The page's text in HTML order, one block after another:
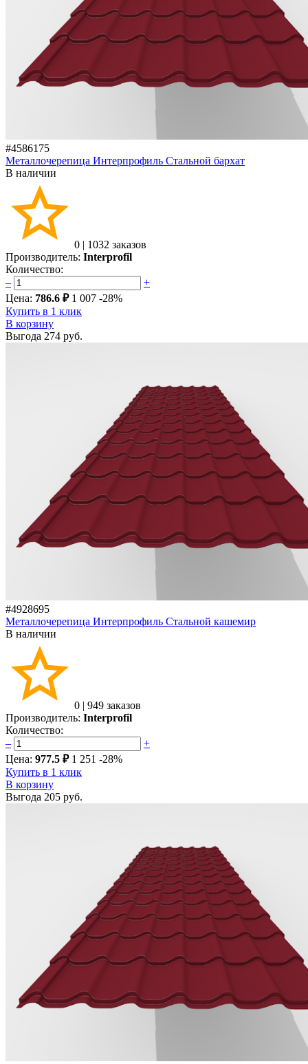
#4586175
Металлочерепица Интерпрофиль Стальной бархат
В наличии
0 | 1032 заказов
Производитель: Interprofil
Количество:
–
+
Цена: 786.6 ₽ 1 007 -28%
Купить в 1 клик
В корзину
Выгода 274 руб.
#4928695
Металлочерепица Интерпрофиль Стальной кашемир
В наличии
0 | 949 заказов
Производитель: Interprofil
Количество:
–
+
Цена: 977.5 ₽ 1 251 -28%
Купить в 1 клик
В корзину
Выгода 205 руб.